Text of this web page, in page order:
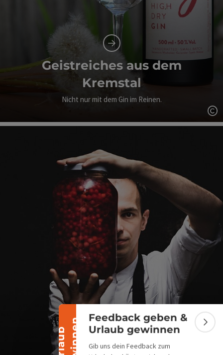
U
r
l
a
u
b
g
e
w
i
n
n
eBanner einklappen
Feedback geben &
Urlaub gewinnen
Gib uns dein Feedback zum
Geistreiches aus dem
Kremstal
Nicht nur mit dem Gin im Reinen.